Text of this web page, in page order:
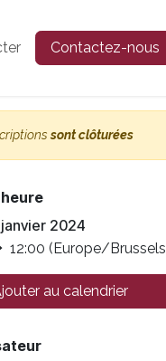
Contactez-nous
sont clôturées
2024
12:00 (Europe/Brussels
au calendrier